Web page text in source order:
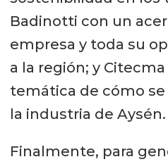
Badinotti con un
empresa y toda su
a la región; y
temática de cómo se
la industria de Aysén.
Finalmente, para